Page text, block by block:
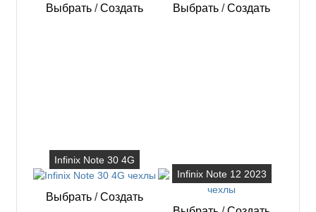
Выбрать /Создать Выбрать /Создать
Infinix Note 30 4G
Выбрать /Создать
Infinix Note 12 2023